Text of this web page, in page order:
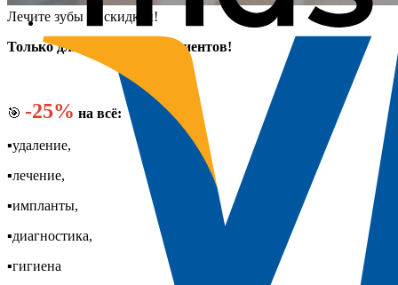
Лечите зубы со скидкой!
Только для первичных пациентов!
🎯 -25% на всё:
▪️удаление,
▪️лечение,
▪️импланты,
▪️диагностика,
▪️гигиена